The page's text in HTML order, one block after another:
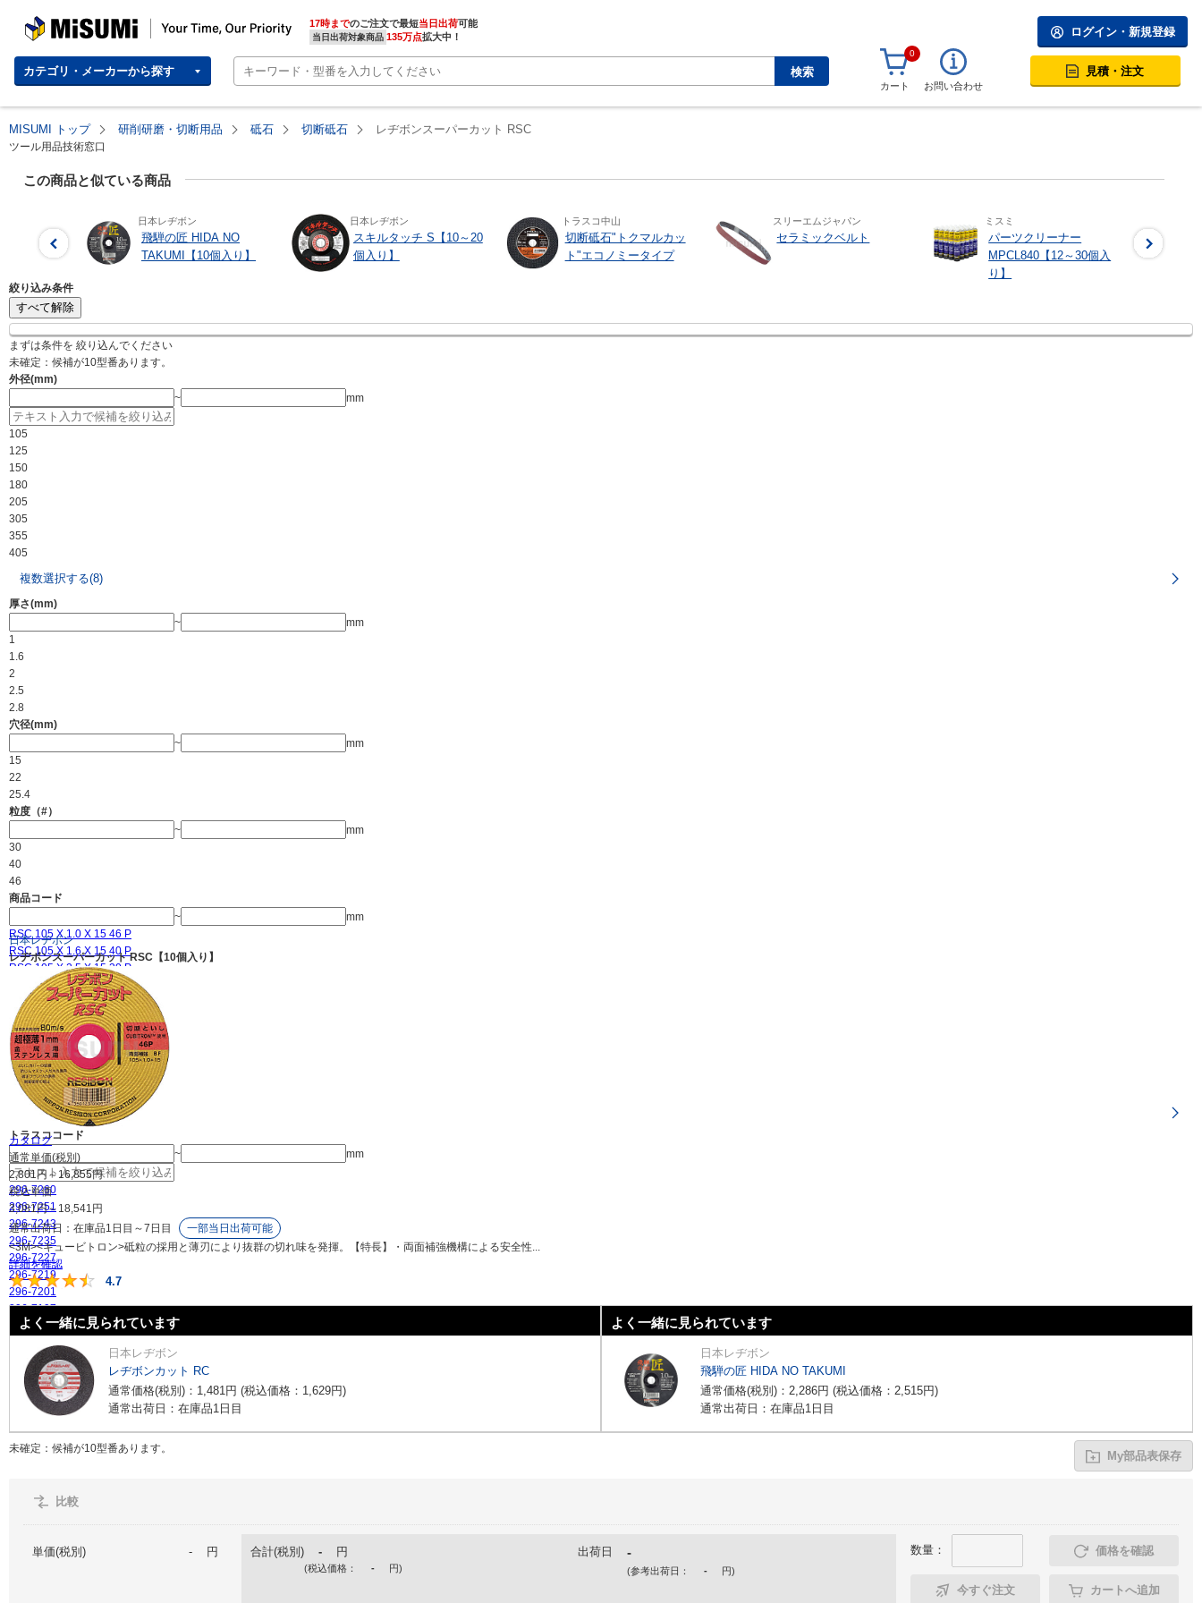
MISUMI | Your Time, Our Priority 17時までのご注文で最短当日出荷
当日出荷対象商品 135万点拡大中！
カテゴリ・メーカーから探す 検索
ログイン・新規登録
0
カート お問い合わせ
見積・注文
MISUMI トップ 研削研磨・切断用品 砥石 切断砥石 レヂボンスーパーカット RSC
ツール用品技術窓口
この商品と似ている商品
日本レヂボン
飛騨の匠 HIDA NO
TAKUMI【10個入り】
日本レヂボン
スキルタッチ S【10～20
個入り】
トラスコ中山
切断砥石"トクマルカッ
ト"エコノミータイプ
スリーエムジャパン
セラミックベルト
ミスミ
パーツクリーナー
MPCL840【12～30個入
り】
絞り込み条件
すべて解除
まずは条件を 絞り込んでください
未確定：候補が10型番あります。
外径(mm)
~
mm
105
125
150
180
205
305
355
405
複数選択する(8)
厚さ(mm)
~
mm
1
1.6
2
2.5
2.8
穴径(mm)
~
mm
15
22
25.4
粒度（#）
~
mm
30
40
46
商品コード
~
mm
RSC 105 X 1.0 X 15 46 P
RSC 105 X 1.6 X 15 40 P
RSC 105 X 2.5 X 15 30 P
RSC 125X2.0X22(20) 40 P
RSC 150X2.0X22(20) 40 P
RSC 180X2.0X22(20) 40 P
RSC 205X2.0X22(20) 40 P
RSC 305 X 2.5 X 25.4 30 P
RSC 355 X 2.5 X 25.4 30 P
RSC 405 X 2.8 X 25.4 30 P
複数選択する(10)
トラスココード
~
mm
296-7260
296-7251
296-7243
296-7235
296-7227
296-7219
296-7201
296-7197
296-7189
複数選択する(9)
タイプ
~
出荷日
すべて
当日出荷可能
5日以内
7日以内
日本レヂボン
レヂボンスーパーカット RSC【10個入り】
カタログ
通常単価(税別)
2,801円 ～ 16,855円
税込単価
3,081円～ 18,541 円
通常出荷日： 在庫品1日目～7日目
一部当日出荷可能
<3M><キュービトロン>砥粒の採用と薄刃により抜群の切れ味を発揮。【特長】・両面補強機構による安全性...
詳細を確認
4.7
よく一緒に見られています
日本レヂボン
レヂボンカット RC
通常価格(税別)： 1,481 円 (税込価格： 1,629円)
通常出荷日：在庫品1日目
よく一緒に見られています
日本レヂボン
飛騨の匠 HIDA NO TAKUMI
通常価格(税別)： 2,286円 (税込価格： 2,515円)
通常出荷日：在庫品1日目
未確定：候補が10型番あります。
My部品表保存
比較
単価(税別) - 円 合計(税別) - 円
(税込価格： - 円)
出荷日 -
(参考出荷日： - 円)
数量： 価格を確認
今すぐ注文 カートへ追加